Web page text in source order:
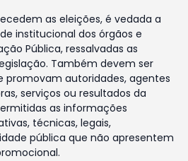
as eleições, é vedada a
institucional dos órgãos e
Pública, ressalvadas as
Também devem ser
promovam autoridades, agentes
serviços ou resultados da
as informações
técnicas, legais,
pública que não apresentem